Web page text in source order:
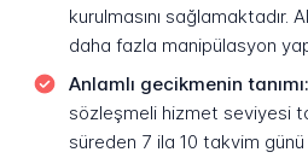
kurulmasını sağlamaktadır.
daha fazla manipülasyon
Anlamlı gecikmenin tanımı:
sözleşmeli hizmet seviyesi
süreden 7 ila 10 takvim